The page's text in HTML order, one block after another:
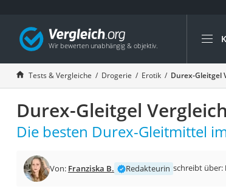
Die
Rollator
Tests & Vergleiche Drogerie Erotik Durex-Gleitgel
Durex-Gleitgel
Die besten Durex-Gleitmittel
Von: Franziska B. Redakteurin schreibt über: